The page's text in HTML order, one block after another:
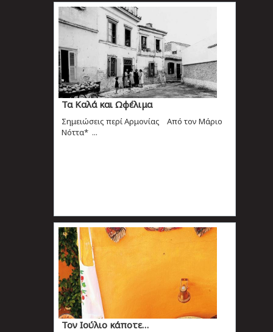
Τα Καλά και Ωφέλιμα
Σημειώσεις περί Αρμονίας Από τον Μάριο
Νόττα* ...
Τον Ιούλιο κάποτε…